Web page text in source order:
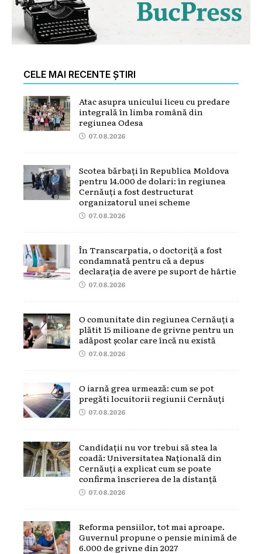
CELE MAI RECENTE ȘTIRI
Atac asupra unicului liceu cu predare
integrală în limba română din
regiunea Odesa
07.08.2026
Scotea bărbați în Republica Moldova
pentru 14.000 de dolari: în regiunea
Cernăuți a fost destructurat
organizatorul unei scheme
07.08.2026
În Transcarpatia, o doctoriță a fost
condamnată pentru că a depus
declarația de avere pe suport de hârtie
07.08.2026
O comunitate din regiunea Cernăuți a
plătit 15 milioane de grivne pentru un
adăpost școlar care încă nu există
07.08.2026
O iarnă grea urmează: cum se pot
pregăti locuitorii regiunii Cernăuți
07.08.2026
Candidații nu vor trebui să stea la
coadă: Universitatea Națională din
Cernăuți a explicat cum se poate
confirma înscrierea de la distanță
07.08.2026
Reforma pensiilor, tot mai aproape.
Guvernul propune o pensie minimă de
6.000 de grivne din 2027